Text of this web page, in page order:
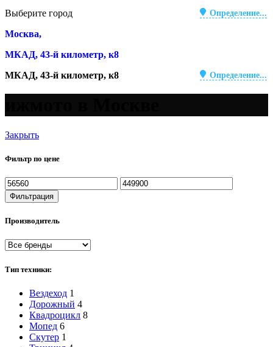
Определение...
Выберите город
Москва,
МКАД, 43-й километр, к8
Определение...
МКАД, 43-й километр, к8
Закрыть
Фильтр по цене
Минимальная
цена
Максимальная
цена
Фильтрация
Производитель
Тип техники:
Вездеход 1
Дорожный 4
Квадроцикл 8
Мопед 6
Скутер 1